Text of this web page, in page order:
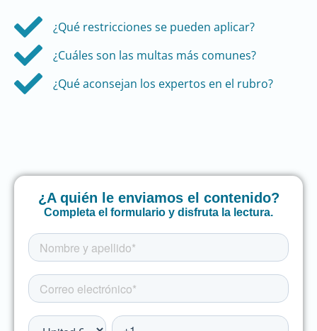
¿Qué restricciones se pueden aplicar?
¿Cuáles son las multas más comunes?
¿Qué aconsejan los expertos en el rubro?